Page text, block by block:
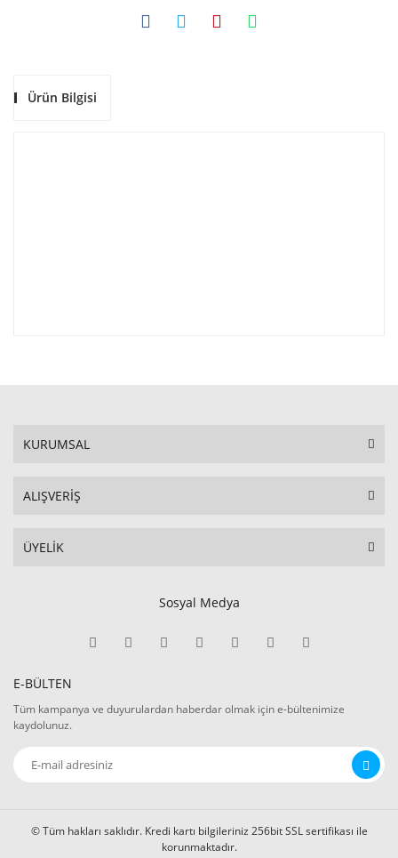
Ürün Bilgisi
KURUMSAL
ALIŞVERİŞ
ÜYELİK
Sosyal Medya
E-BÜLTEN
Tüm kampanya ve duyurulardan haberdar olmak için e-bültenimize
kaydolunuz.
© Tüm hakları saklıdır. Kredi kartı bilgileriniz 256bit SSL sertifikası ile
korunmaktadır.